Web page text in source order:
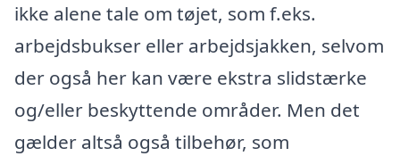
ikke alene tale om tøjet, som f.eks.
arbejdsbukser eller arbejdsjakken, selvom
der også her kan være ekstra slidstærke
og/eller beskyttende områder. Men det
gælder altså også tilbehør, som